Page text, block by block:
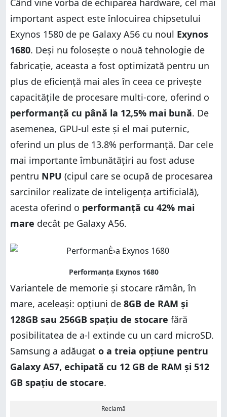
important aspect este înlocuirea chipsetului
Exynos 1580 de pe Galaxy A56 cu noul Exynos
1680. Deși nu folosește o nouă tehnologie de
fabricație, aceasta a fost optimizată pentru un
plus de eficiență mai ales în ceea ce privește
capacitățile de procesare multi-core, oferind o
performanță cu până la 12,5% mai bună. De
asemenea, GPU-ul este și el mai puternic,
oferind un plus de 13.8% performanță. Dar cele
mai importante îmbunătățiri au fost aduse
pentru NPU (cipul care se ocupă de procesarea
sarcinilor realizate de inteligența artificială),
acesta oferind o performanță cu 42% mai
mare decât pe Galaxy A56.
Variantele de memorie și stocare rămân, în
mare, aceleași: opțiuni de 8GB de RAM și
128GB sau 256GB spațiu de stocare fără
posibilitatea de a-l extinde cu un card microSD.
Samsung a adăugat o a treia opțiune pentru
Galaxy A57, echipată cu 12 GB de RAM și 512
GB spațiu de stocare.
Reclamă